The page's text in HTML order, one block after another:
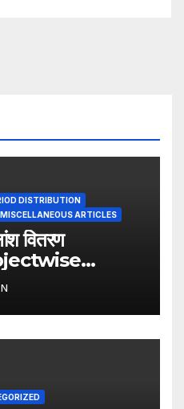
DISTRIBUTION
MISCELLANEOUS ARTICLES
वितरण